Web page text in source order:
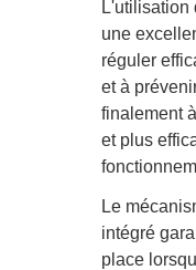
L'utilisation
une
réguler
et à
finalement
et plus
Le
intégré
place